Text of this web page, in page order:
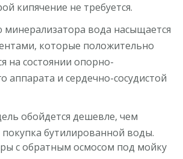
кипячение не требуется.
вода насыщается
которые положительно
на состоянии опорно-
аппарата и сердечно-сосудистой
обойдется дешевле, чем
покупка бутилированной воды.